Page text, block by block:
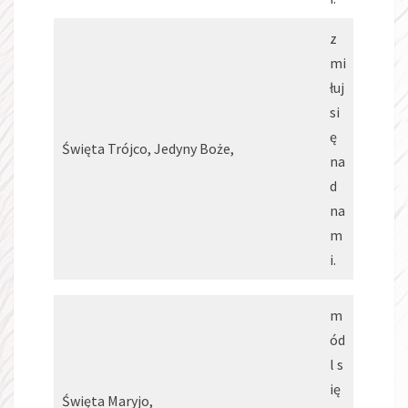
Święta Trójco, Jedyny Boże,
z
mi
łuj
si
ę
na
d
na
m
i.
Święta Maryjo,
m
ód
l s
ię